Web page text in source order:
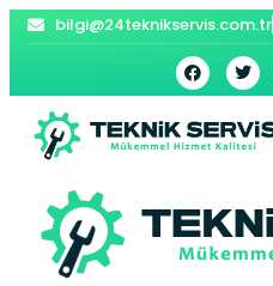
bilgi@24teknikservis.com.tr